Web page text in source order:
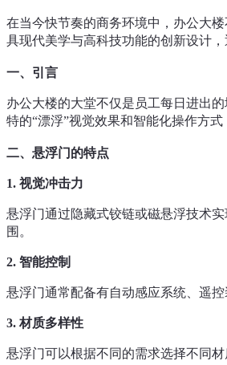
在当今快节奏的商务环境中，办公大
具现代美学与高科技功能的创新设计
一、引言
办公大楼的大堂不仅是员工每日进出
特的“漂浮”视觉效果和智能化操作方
二、悬浮门的特点
1. 视觉冲击力
悬浮门通过隐藏式铰链或磁悬浮技术
围。
2. 智能控制
悬浮门通常配备有自动感应系统、遥
3.材质多样性
悬浮门可以根据不同的需求选择不同